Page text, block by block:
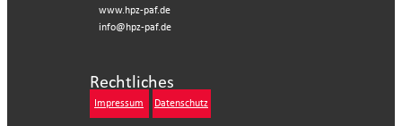
www.hpz-paf.de
info@hpz-paf.de
Rechtliches
Impressum Datenschutz